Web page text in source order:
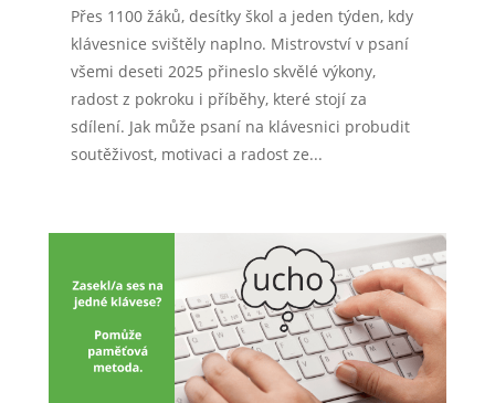
Přes 1100 žáků, desítky škol a jeden týden, kdy
klávesnice svištěly naplno. Mistrovství v psaní
všemi deseti 2025 přineslo skvělé výkony,
radost z pokroku i příběhy, které stojí za
sdílení. Jak může psaní na klávesnici probudit
soutěživost, motivaci a radost ze...